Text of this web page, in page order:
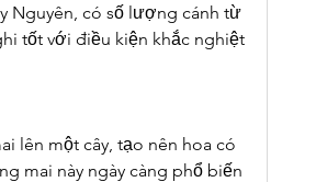
Nguyên, có số lượng cánh từ
tốt với điều kiện khắc nghiệt
lên một cây, tạo nên hoa có
mai này ngày càng phổ biến